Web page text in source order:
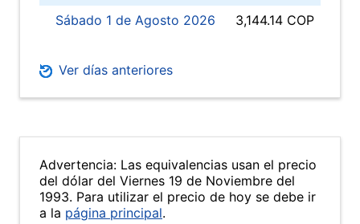
Sábado 1 de Agosto 2026 3,144.14 COP
Ver días anteriores
Advertencia: Las equivalencias usan el precio
del dólar del Viernes 19 de Noviembre del
1993. Para utilizar el precio de hoy se debe ir
a la página principal.